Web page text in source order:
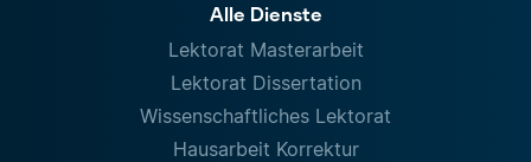
Alle Dienste
Lektorat Masterarbeit
Lektorat Dissertation
Wissenschaftliches Lektorat
Hausarbeit Korrektur